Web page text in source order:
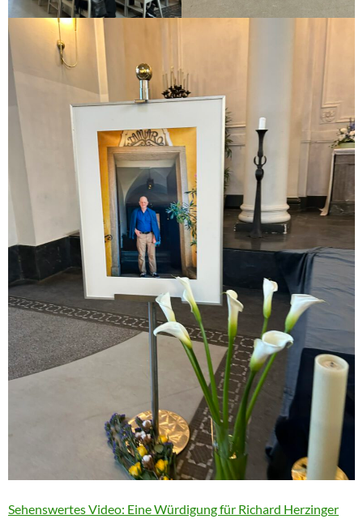
Sehenswertes Video: Eine Würdigung für Richard Herzinger